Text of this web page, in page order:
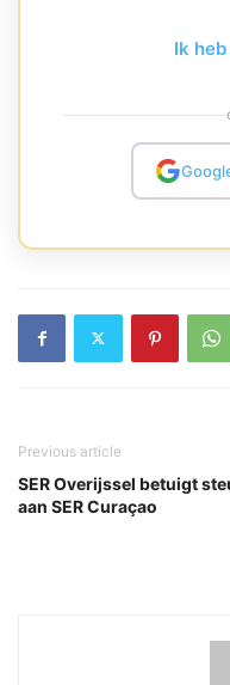
Ik
Previous article
SER Overijssel betuigt
aan SER Curaçao